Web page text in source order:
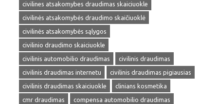
civilines atsakomybes draudimas skaiciuokle
civilinės atsakomybės draudimo skaičiuoklė
civilinės atsakomybės sąlygos
civilinio draudimo skaiciuokle
civilinis automobilio draudimas
civilinis draudimas
civilinis draudimas internetu
civilinis draudimas pigiausias
civilinis draudimas skaiciuokle
clinians kosmetika
cmr draudimas
compensa automobilio draudimas